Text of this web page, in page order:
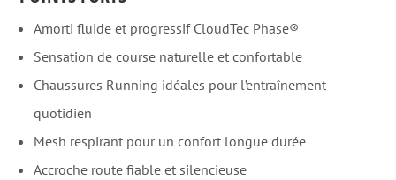
Amorti fluide et progressif CloudTec Phase®
Sensation de course naturelle et confortable
Chaussures Running idéales pour l’entraînement
quotidien
Mesh respirant pour un confort longue durée
Accroche route fiable et silencieuse